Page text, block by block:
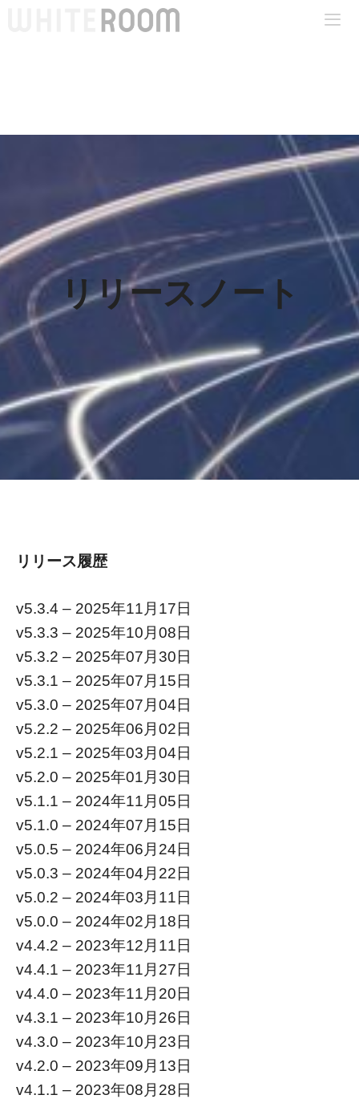
へ
リリースノート
リリース履歴
v5.3.4 – 2025年11月17日
v5.3.3 – 2025年10月08日
v5.3.2 – 2025年07月30日
v5.3.1 – 2025年07月15日
v5.3.0 – 2025年07月04日
v5.2.2 – 2025年06月02日
v5.2.1 – 2025年03月04日
v5.2.0 – 2025年01月30日
v5.1.1 – 2024年11月05日
v5.1.0 – 2024年07月15日
v5.0.5 – 2024年06月24日
v5.0.3 – 2024年04月22日
v5.0.2 – 2024年03月11日
v5.0.0 – 2024年02月18日
v4.4.2 – 2023年12月11日
v4.4.1 – 2023年11月27日
v4.4.0 – 2023年11月20日
v4.3.1 – 2023年10月26日
v4.3.0 – 2023年10月23日
v4.2.0 – 2023年09月13日
v4.1.1 – 2023年08月28日